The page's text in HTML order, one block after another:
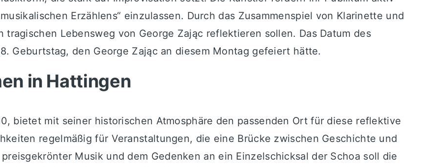
Erzählens“ einzulassen. Durch das Zusammenspiel von Klarinette und
Lebensweg von George Zając reflektieren sollen. Das Datum des
Geburtstag, den George Zając an diesem Montag gefeiert hätte.
in Hattingen
bietet mit seiner historischen Atmosphäre den passenden Ort für diese reflektive
regelmäßig für Veranstaltungen, die eine Brücke zwischen Geschichte und
Musik und dem Gedenken an ein Einzelschicksal der Schoa soll die